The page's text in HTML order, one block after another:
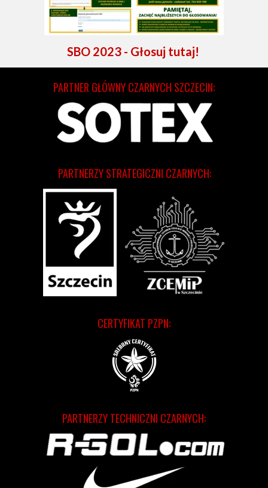
SBO 2023 - Głosuj tutaj!
CERTYFIKAT PZPN:
PARTNERZY TECHNICZNI CZARNYCH:
PARTNERZY STRATEGICZNI CZARNYCH:
PARTNER GŁÓWNY CZARNYCH SZCZECIN: